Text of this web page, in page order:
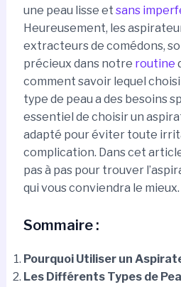
une peau lisse et sans
Heureusement, les
extracteurs de comédons,
précieux dans notre routine
comment savoir lequel
type de peau a des besoins
essentiel de choisir un
adapté pour éviter toute
complication. Dans cet
pas à pas pour trouver
qui vous conviendra le mieux.
Sommaire :
Pourquoi Utiliser un
Les Différents Types de